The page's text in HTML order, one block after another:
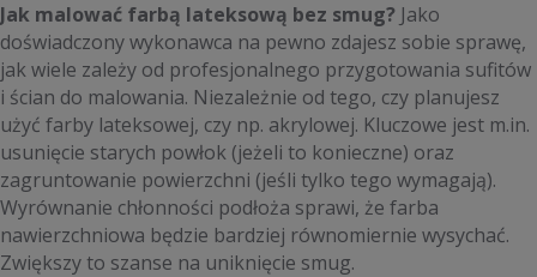
Jak malować farbą lateksową bez smug? Jako
doświadczony wykonawca na pewno zdajesz sobie sprawę,
jak wiele zależy od profesjonalnego przygotowania sufitów
i ścian do malowania. Niezależnie od tego, czy planujesz
użyć farby lateksowej, czy np. akrylowej. Kluczowe jest m.in.
usunięcie starych powłok (jeżeli to konieczne) oraz
zagruntowanie powierzchni (jeśli tylko tego wymagają).
Wyrównanie chłonności podłoża sprawi, że farba
nawierzchniowa będzie bardziej równomiernie wysychać.
Zwiększy to szanse na uniknięcie smug.